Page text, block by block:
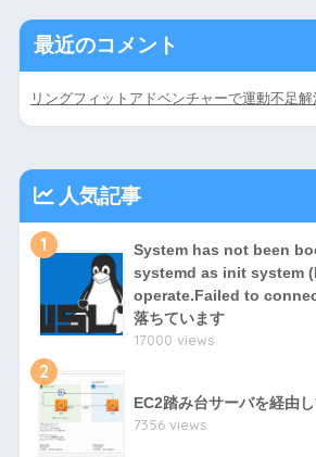
最近のコメント
リングフィットアドベンチャーで運動不足解
人気記事
1
System has not been
systemd as init system
operate.Failed to
落ちています
17000 views
2
EC2踏み台サーバを経由
7356 views